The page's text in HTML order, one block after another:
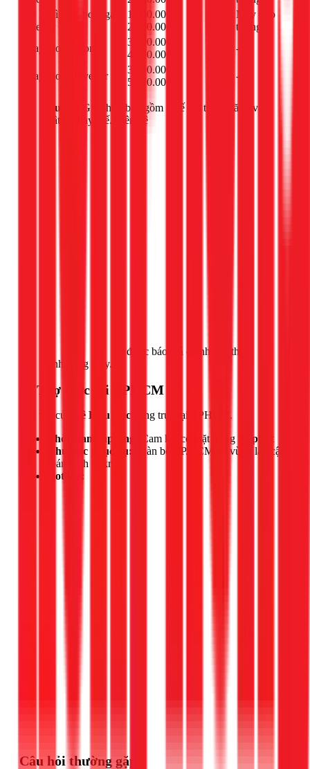
Xử lý xì dàn, bơm gas
Inverter
1.500.000 -
2.400.000đ
Máy treo
tường
Thay block Mono
3.500.000 -
4.500.000đ
-
Thay block Inverter
3.800.000 -
5.000.000đ
-
Lưu ý:
Giá chưa bao gồm thuế giá trị gia tăng và
vật tư thay thế. Liên hệ
để được báo giá chính xác theo
tình trạng máy.
📍 Thợ trực tại TPHCM
Đội thợ của Lê Hữu Lộc đang trực tại TPHCM.
Thời gian đáp ứng:
Cam kết có mặt trong
30 phút
Khu vực phục vụ:
Toàn bộ TP.HCM và vùng lân cận
(bán kính 50km)
Hotline:
Câu hỏi thường gặp